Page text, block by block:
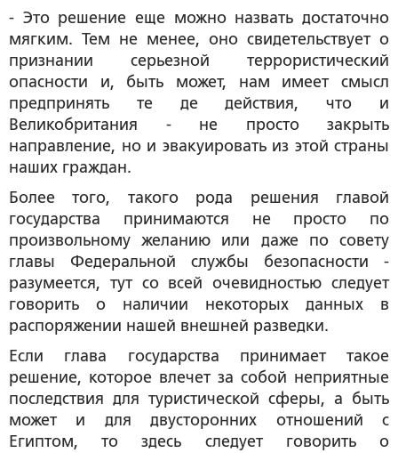
- Это решение еще можно назвать достаточно
мягким. Тем не менее, оно свидетельствует о
признании серьезной террористический
опасности и, быть может, нам имеет смысл
предпринять те де действия, что и
Великобритания - не просто закрыть
направление, но и эвакуировать из этой страны
наших граждан.
Более того, такого рода решения главой
государства принимаются не просто по
произвольному желанию или даже по совету
главы Федеральной службы безопасности -
разумеется, тут со всей очевидностью следует
говорить о наличии некоторых данных в
распоряжении нашей внешней разведки.
Если глава государства принимает такое
решение, которое влечет за собой неприятные
последствия для туристической сферы, а быть
может и для двусторонних отношений с
Египтом, то здесь следует говорить о